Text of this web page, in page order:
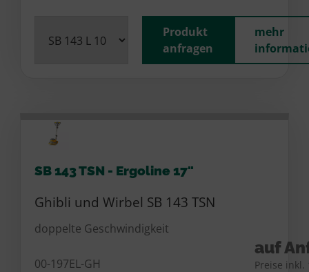
Produkt
anfragen
mehr
SB 143 TSN - Ergoline 17"
Ghibli und Wirbel SB 143 TSN
doppelte Geschwindigkeit
00-197EL-GH
auf
Preise inkl.